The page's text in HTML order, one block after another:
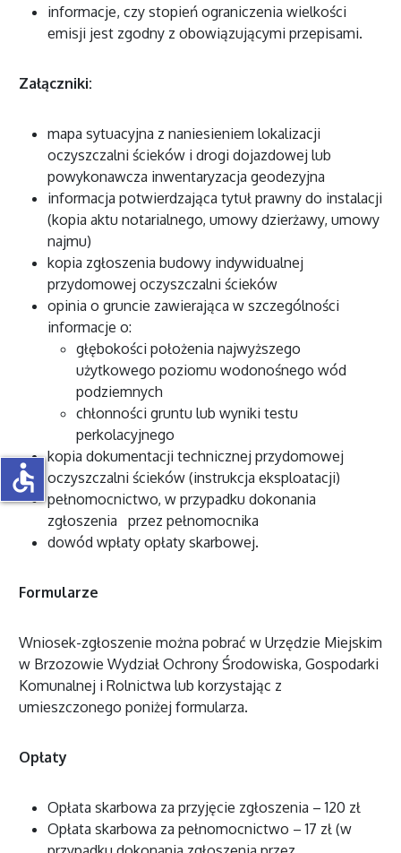
informacje, czy stopień ograniczenia wielkości
emisji jest zgodny z obowiązującymi przepisami.
Załączniki:
mapa sytuacyjna z naniesieniem lokalizacji
oczyszczalni ścieków i drogi dojazdowej lub
powykonawcza inwentaryzacja geodezyjna
informacja potwierdzająca tytuł prawny do instalacji
(kopia aktu notarialnego, umowy dzierżawy, umowy
najmu)
kopia zgłoszenia budowy indywidualnej
przydomowej oczyszczalni ścieków
opinia o gruncie zawierająca w szczególności
informacje o:
głębokości położenia najwyższego
użytkowego poziomu wodonośnego wód
podziemnych
chłonności gruntu lub wyniki testu
perkolacyjnego
kopia dokumentacji technicznej przydomowej
oczyszczalni ścieków (instrukcja eksploatacji)
pełnomocnictwo, w przypadku dokonania
zgłoszenia przez pełnomocnika
dowód wpłaty opłaty skarbowej.
Formularze
Wniosek-zgłoszenie można pobrać w Urzędzie Miejskim
w Brzozowie Wydział Ochrony Środowiska, Gospodarki
Komunalnej i Rolnictwa lub korzystając z
umieszczonego poniżej formularza.
Opłaty
Opłata skarbowa za przyjęcie zgłoszenia – 120 zł
Opłata skarbowa za pełnomocnictwo – 17 zł (w
accessible